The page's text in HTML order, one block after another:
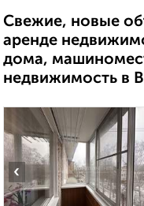
Свежие, новые
аренде
дома,
недвижимость в
‹